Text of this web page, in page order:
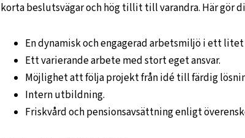
korta beslutsvägar och hög tillit till varandra. Här gör
En dynamisk och engagerad arbetsmiljö i ett
Ett varierande arbete med stort eget ansvar.
Möjlighet att följa projekt från idé till färdig
Intern utbildning.
Friskvård och pensionsavsättning enligt